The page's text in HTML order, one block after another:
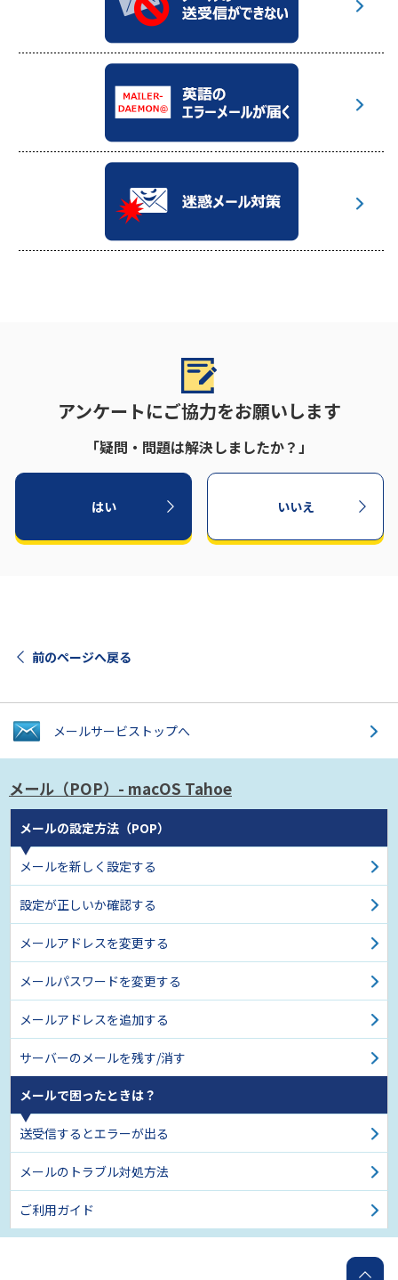
アンケートにご協力をお願いします
「疑問・問題は解決しましたか？」
はい いいえ
前のページへ戻る
メールサービス トップへ
メール（POP） - macOS Tahoe
メールの設定方法（POP）
メールを新しく設定する
設定が正しいか確認する
メールアドレスを変更する
メールパスワードを変更する
メールアドレスを追加する
サーバーのメールを残す/消す
メールで困ったときは？
送受信するとエラーが出る
メールのトラブル対処方法
ご利用ガイド